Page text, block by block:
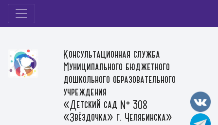
Консультационная служба
Муниципального бюджетного
дошкольного образовательного
учреждения
«Детский сад № 308
«Звёздочка» г. Челябинска»